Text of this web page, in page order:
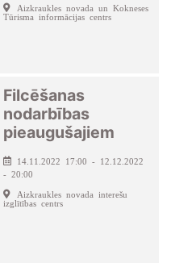
Aizkraukles novada un Kokneses
Tūrisma informācijas centrs
Filcēšanas
nodarbības
pieaugušajiem
14.11.2022 17:00 - 12.12.2022
- 20:00
Aizkraukles novada interešu
izglītības centrs